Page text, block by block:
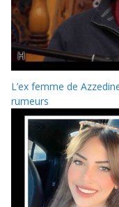
L’ex femme de
rumeurs